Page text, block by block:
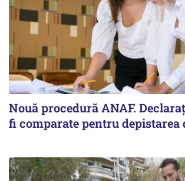
Nouă procedură ANAF.
fi comparate pentru